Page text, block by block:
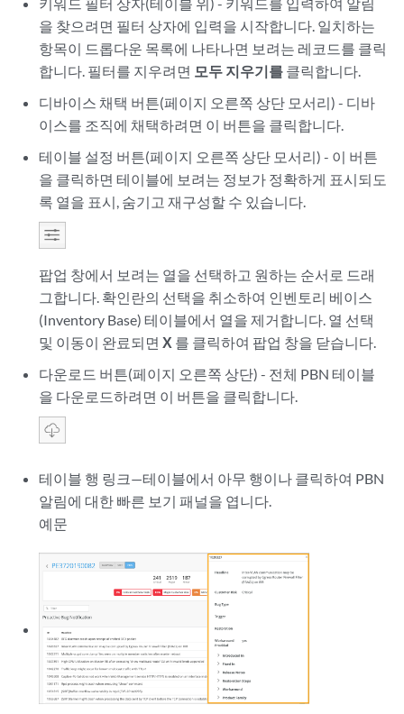
을 찾으려면 필터 상자에 입력을 시작합니다. 일치하는
항목이 드롭다운 목록에 나타나면 보려는 레코드를 클릭
합니다. 필터를 지우려면 모두 지우기를 클릭합니다.
디바이스 채택 버튼(페이지 오른쪽 상단 모서리) - 디바
이스를 조직에 채택하려면 이 버튼을 클릭합니다.
테이블 설정 버튼(페이지 오른쪽 상단 모서리) - 이 버튼
을 클릭하면 테이블에 보려는 정보가 정확하게 표시되도
록 열을 표시, 숨기고 재구성할 수 있습니다.
팝업 창에서 보려는 열을 선택하고 원하는 순서로 드래
그합니다. 확인란의 선택을 취소하여 인벤토리 베이스
(Inventory Base) 테이블에서 열을 제거합니다. 열 선택
및 이동이 완료되면X 를 클릭하여 팝업 창을 닫습니다.
다운로드 버튼(페이지 오른쪽 상단) - 전체 PBN 테이블
을 다운로드하려면 이 버튼을 클릭합니다.
테이블 행 링크—테이블에서 아무 행이나 클릭하여 PBN
알림에 대한 빠른 보기 패널을 엽니다.
예문